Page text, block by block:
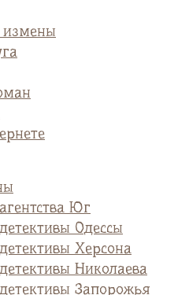
измены
Юг
Одессы
Херсона
Николаева
Запорожья